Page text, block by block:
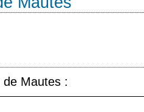
Mautes :